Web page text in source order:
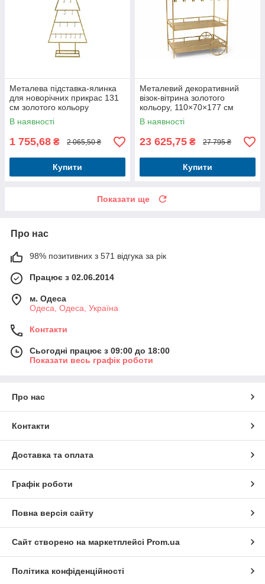
Металева підставка-ялинка
для новорічних прикрас 131
см золотого кольору
В наявності
1 755,68 ₴ 2 065,50 ₴
Купити
Металевий декоративний
візок-вітрина золотого
кольору, 110×70×177 см
В наявності
23 625,75 ₴ 27 795 ₴
Купити
Показати ще
Про нас
98% позитивних з 571 відгука за рік
Працює з 02.06.2014
м. Одеса
Одеса, Одеса, Україна
Контакти
Сьогодні працює з 09:00 до 18:00
Показати весь графік роботи
Про нас
Контакти
Доставка та оплата
Графік роботи
Повна версія сайту
Сайт створено на маркетплейсі Prom.ua
Політика конфіденційності